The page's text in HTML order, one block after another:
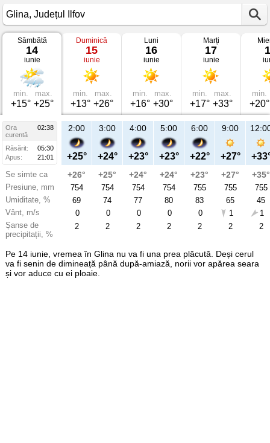
Vremea
Glina
14
iunie
2025
Județul
Ilfov
Sâmbătă
14
iunie
min.
+15°
max.
+25°
Duminică
15
iunie
min.
+13°
max.
+26°
Luni
16
iunie
min.
+16°
max.
+30°
Marți
17
iunie
min.
+17°
max.
+33°
min.
+20°
Ora
02:38
curentă
Răsărit:
05:30
Apus:
21:01
Se simte ca
Presiune, mm
Umiditate, %
Vânt, m/s
Șanse de
precipitații, %
2:00
+25°
+26°
754
69
0
2
3:00
+24°
+25°
754
74
0
2
4:00
+23°
+24°
754
77
0
2
5:00
+23°
+24°
754
80
0
2
6:00
+22°
+23°
755
83
0
2
9:00
+27°
+27°
755
65
1
2
+35°
755
45
1
2
Pe 14 iunie, vremea în Glina nu va fi una prea plăcută. Deși cerul
va fi senin de dimineață până după-amiază, norii vor apărea seara
și vor aduce cu ei ploaie.